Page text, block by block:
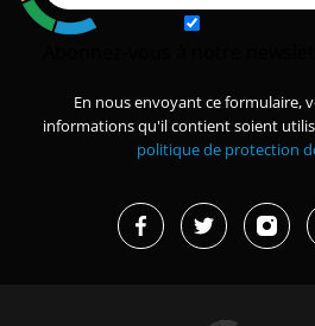
En nous envoyant ce formulaire,
informations qu'il contient soient
politique de protection